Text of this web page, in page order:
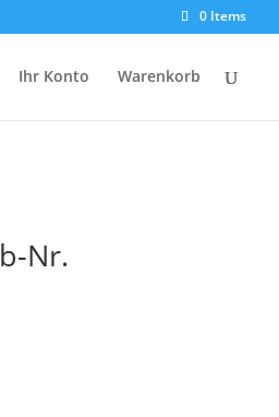
0 Items
Ihr Konto Warenkorb
Nr.